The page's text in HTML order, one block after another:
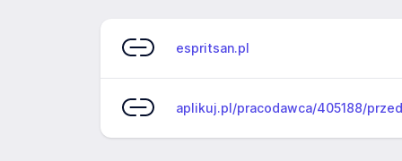
espritsan.pl
aplikuj.pl/pracodawca/405188/